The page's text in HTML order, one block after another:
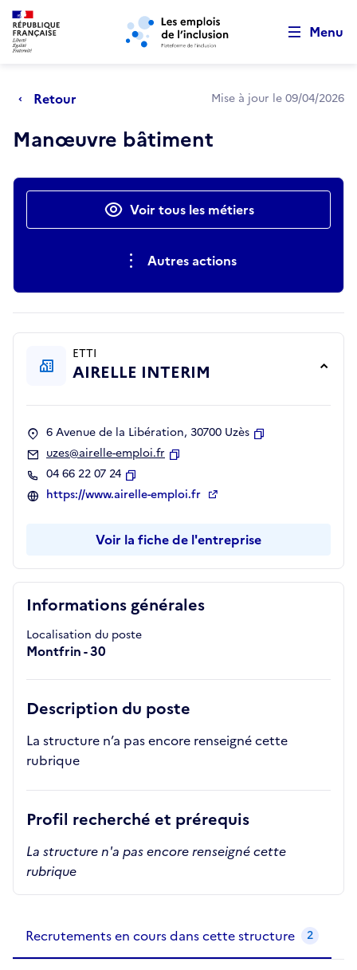
Aller au menu principal Aller au contenu principal
Menu
Retour Mise à jour le 09/04/2026
Manœuvre bâtiment
Actions rapidesVoir tous les métiers
Autres actions
Informations générales
Localisation du poste
Montfrin - 30
Description du poste
La structure n’a pas encore renseigné cette
rubrique
Profil recherché et prérequis
La structure n'a pas encore renseigné cette
rubrique
ETTI
AIRELLE INTERIM
6 Avenue de la Libération, 30700 Uzès
uzes@airelle-emploi.fr
04 66 22 07 24
Copier
https://www.airelle-emploi.fr
Voir la fiche de l'entreprise
Recrutements en cours dans cette structure 2
Retour au début de la page
Panneau de gestion des cookies